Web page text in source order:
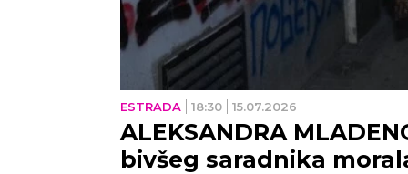
ESTRADA 18:30 15.07.2026
ALEKSANDRA
bivšeg saradnika